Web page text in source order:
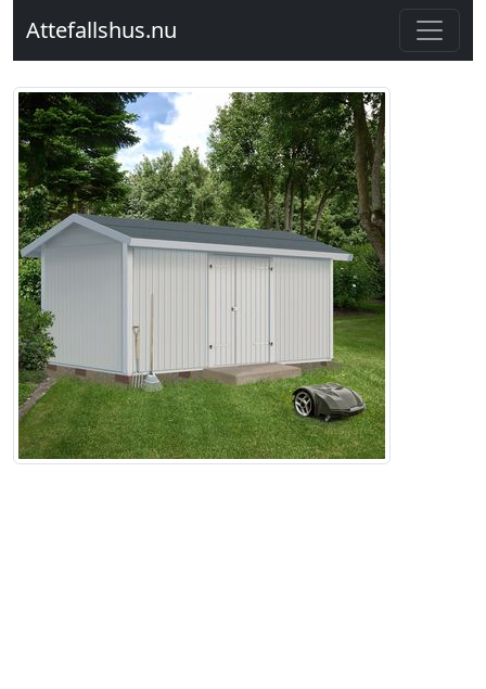
Attefallshus.nu